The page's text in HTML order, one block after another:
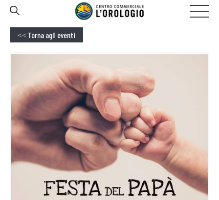
GALLERIA OGGI APERTO FINO ALLE 20:00
EVENTI
PROMOZIONI
SERVIZI
<< Torna agli eventi